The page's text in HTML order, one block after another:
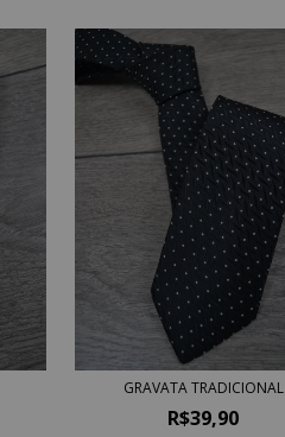
GRAVATA TRADICIONAL
R$39,90